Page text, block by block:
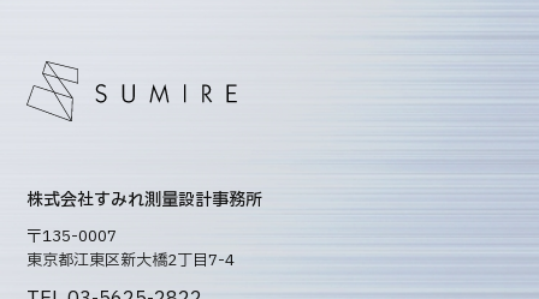
株式会社すみれ測量設計事務所
〒135-0007
東京都江東区新大橋2丁目7-4